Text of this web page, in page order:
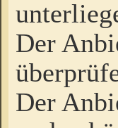
Der
Der